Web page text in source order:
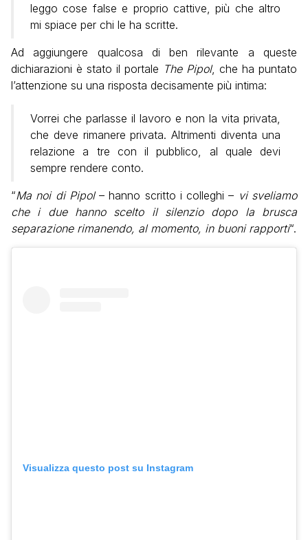
leggo cose false e proprio cattive, più che altro
mi spiace per chi le ha scritte.
Ad aggiungere qualcosa di ben rilevante a queste
dichiarazioni è stato il portale The Pipol, che ha puntato
l’attenzione su una risposta decisamente più intima:
Vorrei che parlasse il lavoro e non la vita privata,
che deve rimanere privata. Altrimenti diventa una
relazione a tre con il pubblico, al quale devi
sempre rendere conto.
“Ma noi di Pipol– hanno scritto i colleghi – vi sveliamo
che i due hanno scelto il silenzio dopo la brusca
separazione rimanendo, al momento, in buoni rapporti“.
Visualizza questo post su Instagram